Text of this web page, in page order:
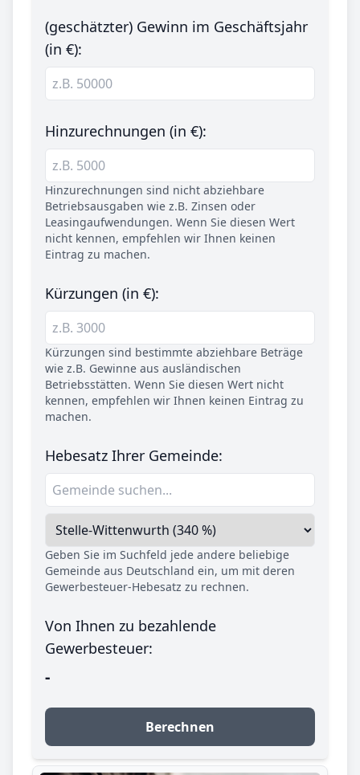
(geschätzter) Gewinn im Geschäftsjahr
(in €):
Hinzurechnungen (in €):
Hinzurechnungen sind nicht abziehbare
Betriebsausgaben wie z.B. Zinsen oder
Leasingaufwendungen. Wenn Sie diesen Wert
nicht kennen, empfehlen wir Ihnen keinen
Eintrag zu machen.
Kürzungen (in €):
Kürzungen sind bestimmte abziehbare Beträge
wie z.B. Gewinne aus ausländischen
Betriebsstätten. Wenn Sie diesen Wert nicht
kennen, empfehlen wir Ihnen keinen Eintrag zu
machen.
Hebesatz Ihrer Gemeinde:
Geben Sie im Suchfeld jede andere beliebige
Gemeinde aus Deutschland ein, um mit deren
Gewerbesteuer-Hebesatz zu rechnen.
Von Ihnen zu bezahlende
Gewerbesteuer:
-
Berechnen